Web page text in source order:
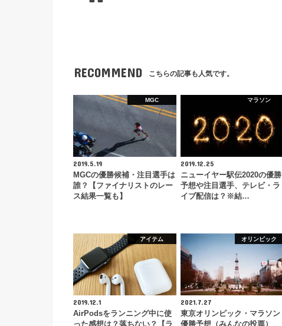
RECOMMEND こちらの記事も人気です。
MGC
2019.5.19
MGCの優勝候補・注目選手は
誰？【ファイナリストのレー
ス結果一覧も】
マラソン
2019.12.25
ニューイヤー駅伝2020の優勝
予想や注目選手、テレビ・ラ
イブ配信は？※結…
アイテム
2019.12.1
AirPodsをランニング中に使
オリンピック
2021.7.27
東京オリンピック・マラソン